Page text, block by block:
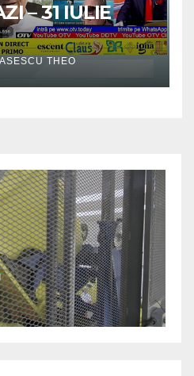
– 31 IULIE
THEO